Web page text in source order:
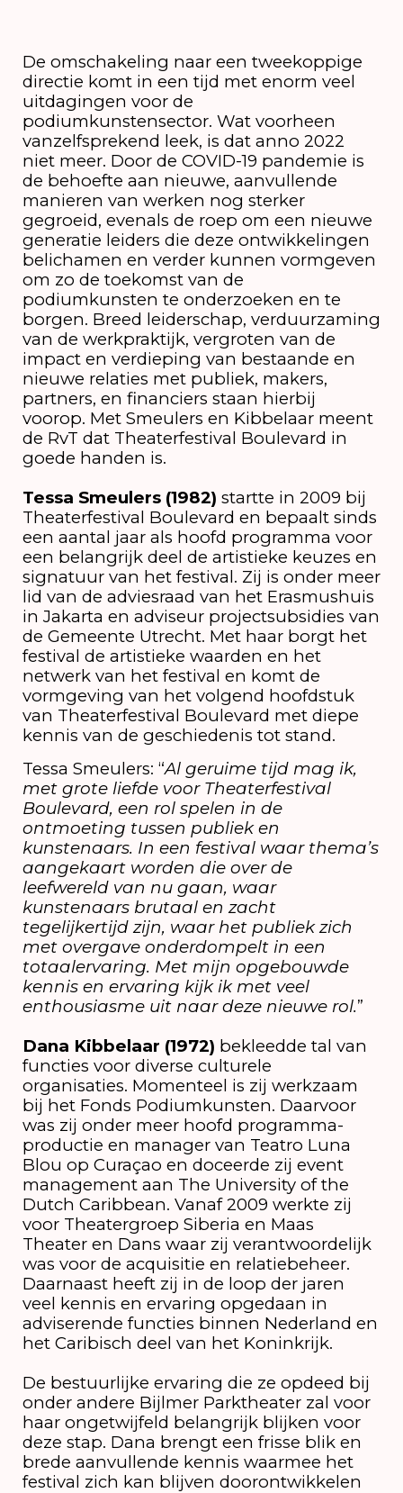
De omschakeling naar een tweekoppige
directie komt in een tijd met enorm veel
uitdagingen voor de
podiumkunstensector. Wat voorheen
vanzelfsprekend leek, is dat anno 2022
niet meer. Door de COVID-19 pandemie is
de behoefte aan nieuwe, aanvullende
manieren van werken nog sterker
gegroeid, evenals de roep om een nieuwe
generatie leiders die deze ontwikkelingen
belichamen en verder kunnen vormgeven
om zo de toekomst van de
podiumkunsten te onderzoeken en te
borgen. Breed leiderschap, verduurzaming
van de werkpraktijk, vergroten van de
impact en verdieping van bestaande en
nieuwe relaties met publiek, makers,
partners, en financiers staan hierbij
voorop. Met Smeulers en Kibbelaar meent
de RvT dat Theaterfestival Boulevard in
goede handen is.
Tessa Smeulers (1982) startte in 2009 bij
Theaterfestival Boulevard en bepaalt sinds
een aantal jaar als hoofd programma voor
een belangrijk deel de artistieke keuzes en
signatuur van het festival. Zij is onder meer
lid van de adviesraad van het Erasmushuis
in Jakarta en adviseur projectsubsidies van
de Gemeente Utrecht. Met haar borgt het
festival de artistieke waarden en het
netwerk van het festival en komt de
vormgeving van het volgend hoofdstuk
van Theaterfestival Boulevard met diepe
kennis van de geschiedenis tot stand.
Tessa Smeulers: “Al geruime tijd mag ik,
met grote liefde voor Theaterfestival
Boulevard, een rol spelen in de
ontmoeting tussen publiek en
kunstenaars. In een festival waar thema’s
aangekaart worden die over de
leefwereld van nu gaan, waar
kunstenaars brutaal en zacht
tegelijkertijd zijn, waar het publiek zich
met overgave onderdompelt in een
totaalervaring. Met mijn opgebouwde
kennis en ervaring kijk ik met veel
enthousiasme uit naar deze nieuwe rol.”
Dana Kibbelaar (1972) bekleedde tal van
functies voor diverse culturele
organisaties. Momenteel is zij werkzaam
bij het Fonds Podiumkunsten. Daarvoor
was zij onder meer hoofd programma-
productie en manager van Teatro Luna
Blou op Curaçao en doceerde zij event
management aan The University of the
Dutch Caribbean. Vanaf 2009 werkte zij
voor Theatergroep Siberia en Maas
Theater en Dans waar zij verantwoordelijk
was voor de acquisitie en relatiebeheer.
Daarnaast heeft zij in de loop der jaren
veel kennis en ervaring opgedaan in
adviserende functies binnen Nederland en
het Caribisch deel van het Koninkrijk.
De bestuurlijke ervaring die ze opdeed bij
onder andere Bijlmer Parktheater zal voor
haar ongetwijfeld belangrijk blijken voor
deze stap. Dana brengt een frisse blik en
brede aanvullende kennis waarmee het
festival zich kan blijven doorontwikkelen